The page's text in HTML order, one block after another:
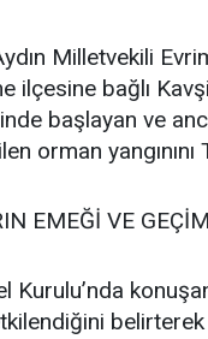
Milletvekili
ilçesine bağlı
başlayan ve
orman
EMEĞİ VE
Kurulu’nda